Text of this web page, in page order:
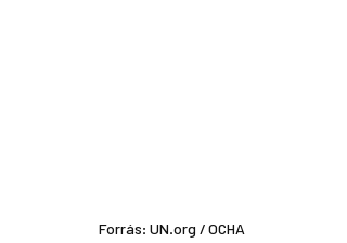
Forrás: UN.org / OCHA